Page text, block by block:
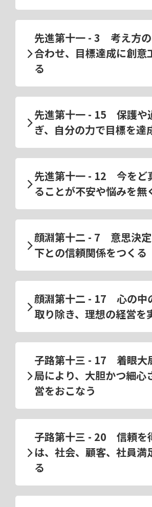
先進第十一 - 3 考え方
合わせ、目標達成に創意
る
先進第十一 - 15 保護や
ぎ、自分の力で目標を達
先進第十一 - 12 今をど
ることが不安や悩みを無
顔淵第十二 - 7 意思決
下との信頼関係をつくる
顔淵第十二 - 17 心の中
取り除き、理想の経営を
子路第十三 - 17 着眼大
局により、大胆かつ細心
営をおこなう
子路第十三 - 20 信頼を
は、社会、顧客、社員満
る